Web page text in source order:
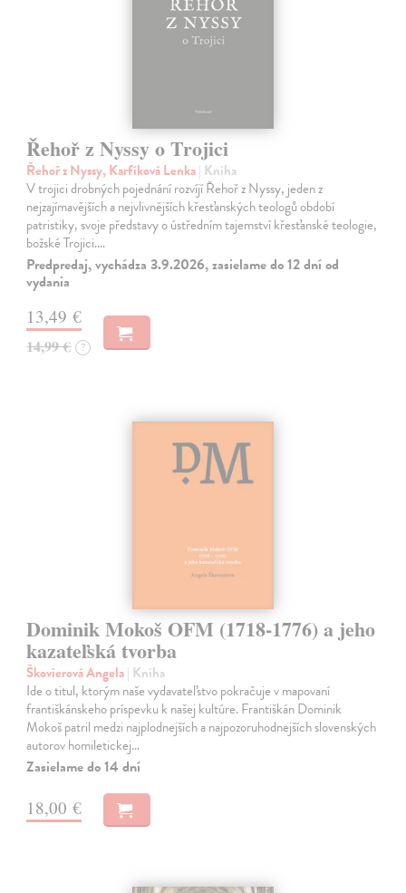
Řehoř z Nyssy o Trojici
Řehoř z Nyssy, Karfíková Lenka| Kniha
V trojici drobných pojednání rozvíjí Řehoř z Nyssy, jeden z
nejzajímavějších a nejvlivnějších křesťanských teologů období
patristiky, svoje představy o ústředním tajemství křesťanské teologie,
božské Trojici.…
Predpredaj, vychádza 3.9.2026, zasielame do 12 dní od
vydania
13,49 €
14,99 € ?
Dominik Mokoš OFM (1718-1776) a jeho
kazateľská tvorba
Škovierová Angela| Kniha
Ide o titul, ktorým naše vydavateľstvo pokračuje v mapovaní
františkánskeho príspevku k našej kultúre. Františkán Dominik
Mokoš patril medzi najplodnejších a najpozoruhodnejších slovenských
autorov homiletickej…
Zasielame do 14 dní
18,00 €